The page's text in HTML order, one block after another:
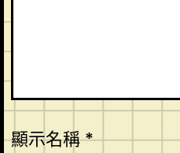
顯示名稱*